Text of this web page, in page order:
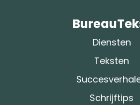
Diensten
Teksten
Schrijftips